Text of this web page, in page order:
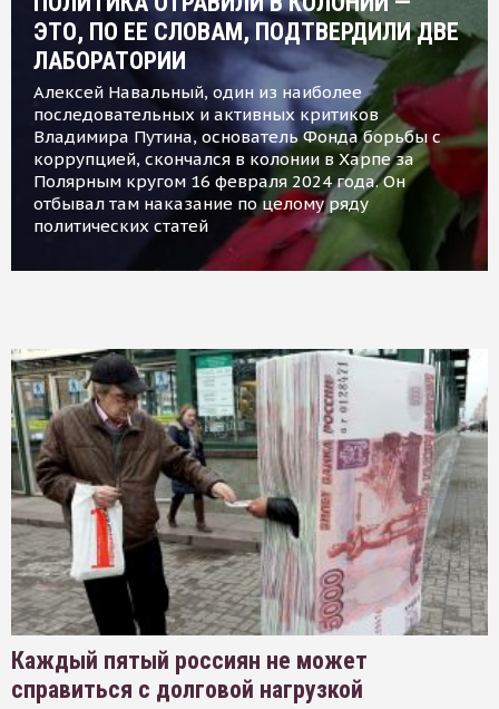
ЭТО, ПО ЕЕ СЛОВАМ, ПОДТВЕРДИЛИ ДВЕ
ЛАБОРАТОРИИ
Алексей Навальный, один из наиболее
последовательных и активных критиков
Владимира Путина, основатель Фонда борьбы с
коррупцией, скончался в колонии в Харпе за
Полярным кругом 16 февраля 2024 года. Он
отбывал там наказание по целому ряду
политических статей
Каждый пятый россиян не может
справиться с долговой нагрузкой